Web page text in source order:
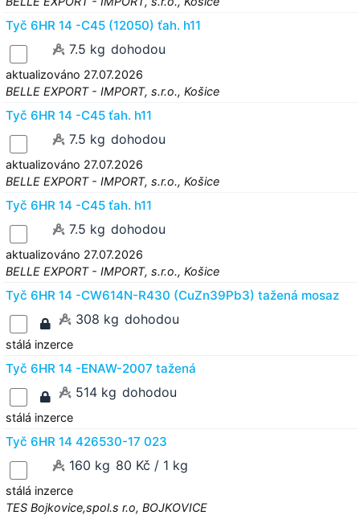
Tyč 6HR 14 -C45 (12050) ťah. h11
7.5 kg dohodou
aktualizováno 27.07.2026
BELLE EXPORT - IMPORT, s.r.o., Košice
Tyč 6HR 14 -C45 ťah. h11
7.5 kg dohodou
aktualizováno 27.07.2026
BELLE EXPORT - IMPORT, s.r.o., Košice
Tyč 6HR 14 -C45 ťah. h11
7.5 kg dohodou
aktualizováno 27.07.2026
BELLE EXPORT - IMPORT, s.r.o., Košice
Tyč 6HR 14 -CW614N-R430 (CuZn39Pb3) tažená mosaz
308 kg dohodou
stálá inzerce
Tyč 6HR 14 -ENAW-2007 tažená
514 kg dohodou
stálá inzerce
Tyč 6HR 14 426530-17 023
160 kg 80 Kč / 1 kg
stálá inzerce
TES Bojkovice,spol.s r.o, BOJKOVICE